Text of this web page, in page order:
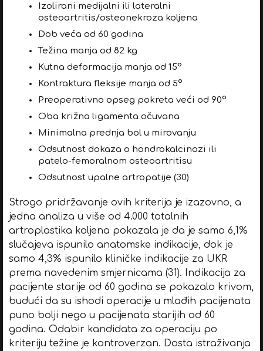
Izolirani medijalni ili lateralni
osteoartritis/osteonekroza koljena
Dob veća od 60 godina
Težina manja od 82 kg
Kutna deformacija manja od 15°
Kontraktura fleksije manja od 5°
Preoperativno opseg pokreta veći od 90°
Oba križna ligamenta očuvana
Minimalna prednja bol u mirovanju
Odsutnost dokaza o hondrokalcinozi ili
patelo-femoralnom osteoartritisu
Odsutnost upalne artropatije (30)
Strogo pridržavanje ovih kriterija je izazovno, a
jedna analiza u više od 4.000 totalnih
artroplastika koljena pokazala je da je samo 6,1%
slučajeva ispunilo anatomske indikacije, dok je
samo 4,3% ispunilo kliničke indikacije za UKR
prema navedenim smjernicama (31). Indikacija za
pacijente starije od 60 godina se pokazalo krivom,
budući da su ishodi operacije u mlađih pacijenata
puno bolji nego u pacijenata starijih od 60
godina. Odabir kandidata za operaciju po
kriteriju težine je kontroverzan. Dosta istraživanja